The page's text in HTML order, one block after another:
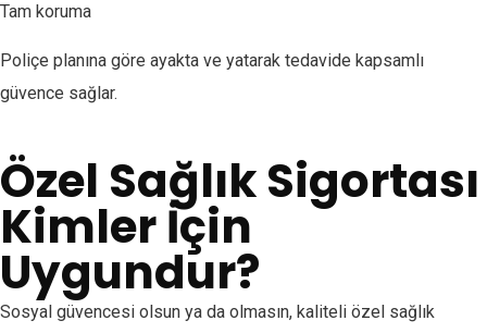
Tam koruma
Poliçe planına göre ayakta ve yatarak tedavide kapsamlı
güvence sağlar.
Özel Sağlık Sigortası
Kimler İçin
Uygundur?
Sosyal güvencesi olsun ya da olmasın, kaliteli özel sağlık